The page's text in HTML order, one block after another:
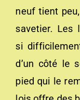
neuf tient
savetier. Les
si
d’un côté le
pied qui le